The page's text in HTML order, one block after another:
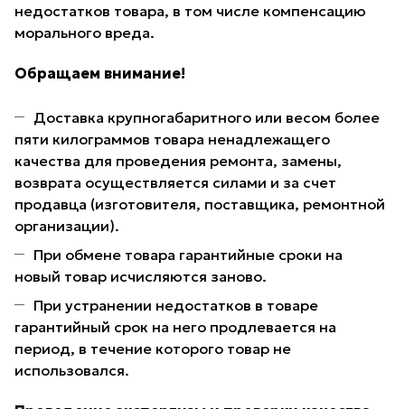
недостатков товара, в том числе компенсацию
морального вреда.
Обращаем внимание!
Доставка крупногабаритного или весом более
пяти килограммов товара ненадлежащего
качества для проведения ремонта, замены,
возврата осуществляется силами и за счет
продавца (изготовителя, поставщика, ремонтной
организации).
При обмене товара гарантийные сроки на
новый товар исчисляются заново.
При устранении недостатков в товаре
гарантийный срок на него продлевается на
период, в течение которого товар не
использовался.